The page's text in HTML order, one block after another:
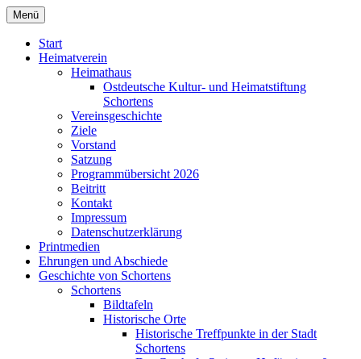
Zum
Inhalt
springen
Heimatverein Schortens von 1929 e. V.
Menü
Start
Heimatverein
Heimathaus
Ostdeutsche Kultur- und Heimatstiftung
Schortens
Vereinsgeschichte
Ziele
Vorstand
Satzung
Programmübersicht 2026
Beitritt
Kontakt
Impressum
Datenschutzerklärung
Printmedien
Ehrungen und Abschiede
Geschichte von Schortens
Schortens
Bildtafeln
Historische Orte
Historische Treffpunkte in der Stadt
Schortens